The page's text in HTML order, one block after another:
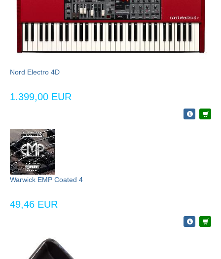
Nord Electro 4D
1.399,00 EUR
Warwick EMP Coated 4
49,46 EUR